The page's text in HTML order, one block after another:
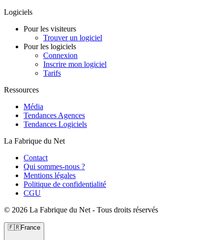
Logiciels
Pour les visiteurs
Trouver un logiciel
Pour les logiciels
Connexion
Inscrire mon logiciel
Tarifs
Ressources
Média
Tendances Agences
Tendances Logiciels
La Fabrique du Net
Contact
Qui sommes-nous ?
Mentions légales
Politique de confidentialité
CGU
© 2026 La Fabrique du Net - Tous droits réservés
🇫🇷France